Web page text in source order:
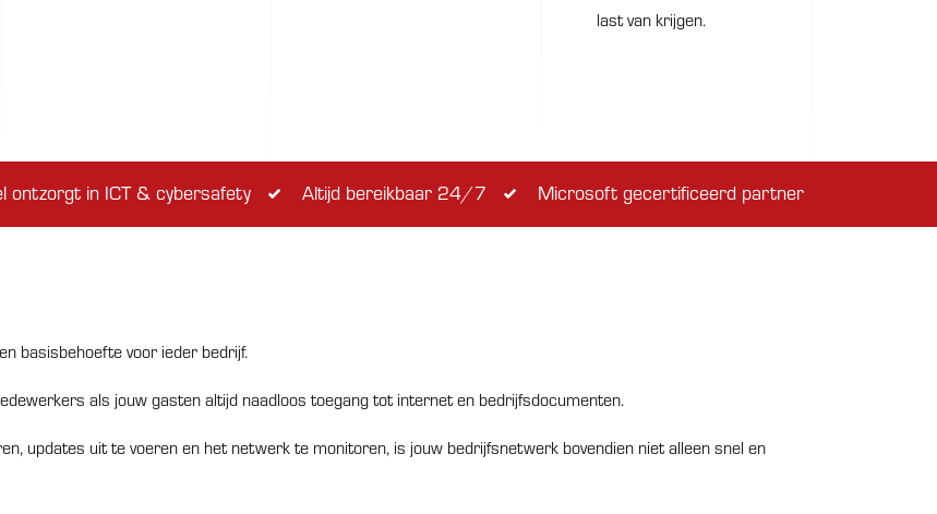
last van krijgen.
ontzorgt in ICT & cybersafety Altijd bereikbaar 24/7 Microsoft gecertificeerd partner
basisbehoefte voor ieder bedrijf.
als jouw gasten altijd naadloos toegang tot internet en bedrijfsdocumenten.
updates uit te voeren en het netwerk te monitoren, is jouw bedrijfsnetwerk bovendien niet alleen snel en